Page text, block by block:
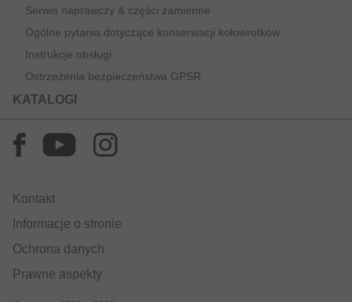
Serwis naprawczy & części zamienne
Ogólne pytania dotyczące konserwacji kołowrotków
Instrukcje obsługi
Ostrzeżenia bezpieczeństwa GPSR
KATALOGI
Kontakt
Informacje o stronie
Ochrona danych
Prawne aspekty